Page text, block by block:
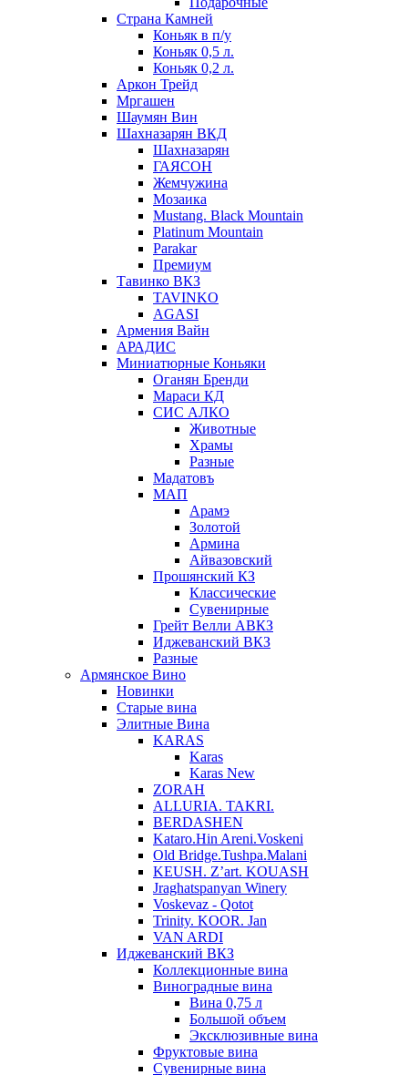
Страна Камней
Коньяк в п/у
Коньяк 0,5 л.
Коньяк 0,2 л.
Аркон Трейд
Мргашен
Шаумян Вин
Шахназарян ВКД
Шахназарян
ГАЯСОН
Жемчужина
Мозаика
Mustang. Black Mountain
Platinum Mountain
Parakar
Премиум
Тавинко ВКЗ
TAVINKO
AGASI
Армения Вайн
АРАДИС
Миниатюрные Коньяки
Оганян Бренди
Мараси КД
СИС АЛКО
Животные
Храмы
Разные
Мадатовъ
МАП
Арамэ
Золотой
Армина
Айвазовский
Прошянский КЗ
Классические
Сувенирные
Грейт Велли АВКЗ
Иджеванский ВКЗ
Разные
Армянское Вино
Новинки
Старые вина
Элитные Вина
KARAS
Karas
Karas New
ZORAH
ALLURIA. TAKRI.
BERDASHEN
Kataro.Hin Areni.Voskeni
Old Bridge.Tushpa.Malani
KEUSH. Z’art. KOUASH
Jraghatspanyan Winery
Voskevaz - Qotot
Trinity. KOOR. Jan
VAN ARDI
Иджеванский ВКЗ
Коллекционные вина
Виноградные вина
Вина 0,75 л
Большой объем
Эксклюзивные вина
Фруктовые вина
Cувенирные вина